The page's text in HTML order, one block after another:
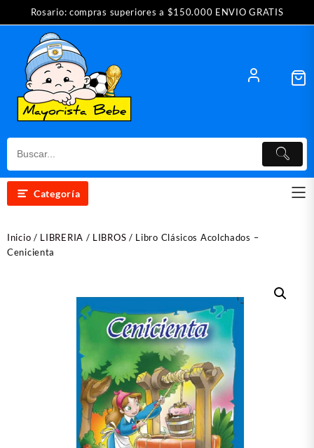
contenido
Rosario: compras superiores a $150.000 ENVIO GRATIS
Categoría
Inicio / LIBRERIA / LIBROS / Libro Clásicos Acolchados –
Cenicienta